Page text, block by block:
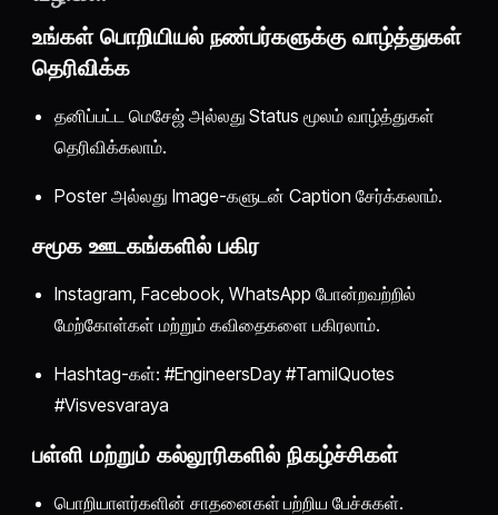
உங்கள் பொறியியல் நண்பர்களுக்கு வாழ்த்துகள்
தெரிவிக்க
தனிப்பட்ட மெசேஜ் அல்லது Status மூலம் வாழ்த்துகள்
தெரிவிக்கலாம்.
Poster அல்லது Image-களுடன் Caption சேர்க்கலாம்.
சமூக ஊடகங்களில் பகிர
Instagram, Facebook, WhatsApp போன்றவற்றில்
மேற்கோள்கள் மற்றும் கவிதைகளை பகிரலாம்.
Hashtag-கள்: #EngineersDay #TamilQuotes
#Visvesvaraya
பள்ளி மற்றும் கல்லூரிகளில் நிகழ்ச்சிகள்
பொறியாளர்களின் சாதனைகள் பற்றிய பேச்சுகள்.